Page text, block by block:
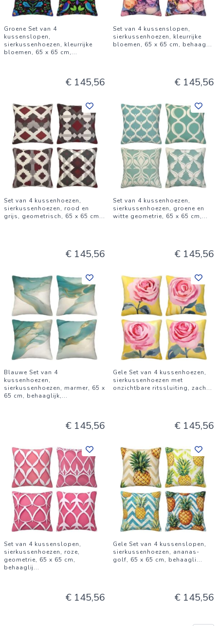
Groene Set van 4
kussenslopen,
sierkussenhoezen, kleurrijke
bloemen, 65 x 65 cm,...
€ 145,56
Set van 4 kussenslopen,
sierkussenhoezen, kleurrijke
bloemen, 65 x 65 cm, behaag...
€ 145,56
Set van 4 kussenhoezen,
sierkussenhoezen, rood en
grijs, geometrisch, 65 x 65 cm...
€ 145,56
Set van 4 kussenhoezen,
sierkussenhoezen, groene en
witte geometrie, 65 x 65 cm,...
€ 145,56
Blauwe Set van 4
kussenhoezen,
sierkussenhoezen, marmer, 65 x
65 cm, behaaglijk,...
€ 145,56
Gele Set van 4 kussenhoezen,
sierkussenhoezen met
onzichtbare ritssluiting, zach...
€ 145,56
Set van 4 kussenslopen,
sierkussenhoezen, roze,
geometrie, 65 x 65 cm,
behaaglij...
€ 145,56
Gele Set van 4 kussenslopen,
sierkussenhoezen, ananas-
golf, 65 x 65 cm, behaagli...
€ 145,56